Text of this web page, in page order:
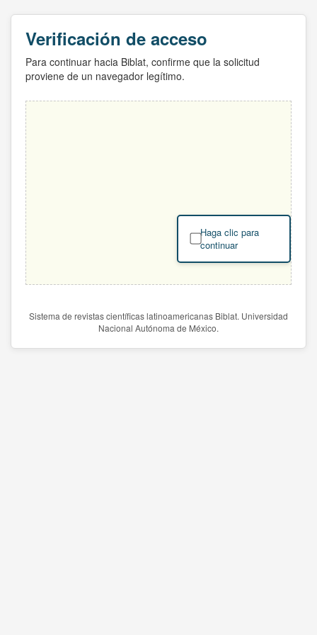
Verificación de acceso
Para continuar hacia Biblat, confirme que la solicitud
proviene de un navegador legítimo.
Haga clic para
continuar
Sistema de revistas científicas latinoamericanas Biblat. Universidad
Nacional Autónoma de México.